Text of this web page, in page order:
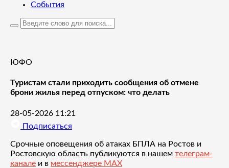
События
ЮФО
Туристам стали приходить сообщения об отмене
брони жилья перед отпуском: что делать
28-05-2026 11:21
Подписаться
Срочные оповещения об атаках БПЛА на Ростов и
Ростовскую область публикуются в нашем телеграм-
канале и в мессенджере MAX